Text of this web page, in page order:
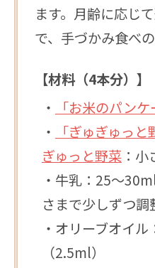
ます。月齢に応じ
で、手づかみ食べ
【材料（4本分）】
・
「お米のパン
・
「ぎゅぎゅっ
ぎゅっと野菜：小
・牛乳：25～
さまで少しずつ調
・オリーブオイ
（2.5ml）